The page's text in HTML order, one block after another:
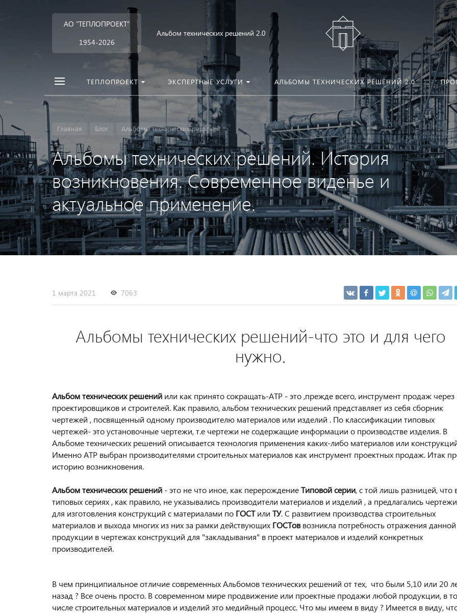
АО "ТЕПЛОПРОЕКТ"
1954-2026
Альбом технических решений 2.0
ТЕПЛОПРОЕКТ ЭКСПЕРТНЫЕ УСЛУГИ АЛЬБОМЫ ТЕХНИЧЕСКИХ РЕШЕНИЙ 2.0
Главная Блог Альбомы технических решений
Альбомы технических решений. История
возникновения. Современное виденье и
актуальное применение.
1 марта 2021 7063
Альбомы технических решений-что это и для чего
нужно.
Альбом технических решений или как принято сокращать-АТР - это ,прежде всего, инструмент продаж через
проектировщиков и строителей. Как правило, альбом технических решений представляет из себя сборник
чертежей , посвященный одному производителю материалов или изделий . По классификации типовых
чертежей- это установочные чертежи, т.е чертежи не содержащие информации о производстве изделия. В
Альбоме технических решений описывается технология применения каких-либо материалов или
Именно АТР выбран производителями строительных материалов как инструмент проектных продаж. Итак
историю возникновения.
Альбом технических решений - это не что иное, как перерождениеТиповой серии, с той лишь разницей, что
типовых сериях , как правило, не указывались производители материалов и изделий , а предлагались чертежи
для изготовления конструкций с материалами по ГОСТили ТУ. С развитием производства строительных
материалов и выхода многих из них за рамки действующих ГОСТоввозникла потребность отражения данной
продукции в чертежах конструкций для "закладывания" в проект материалов и изделий конкретных
производителей.
В чем принципиальное отличие современных Альбомов технических решений от тех, что были 5,10 или 20
назад ? Все очень просто. В современном мире продвижение или проектные продажи любой продукции, в
числе строительных материалов и изделий это медийный процесс. Что мы имеем в виду ? Имеется в виду,